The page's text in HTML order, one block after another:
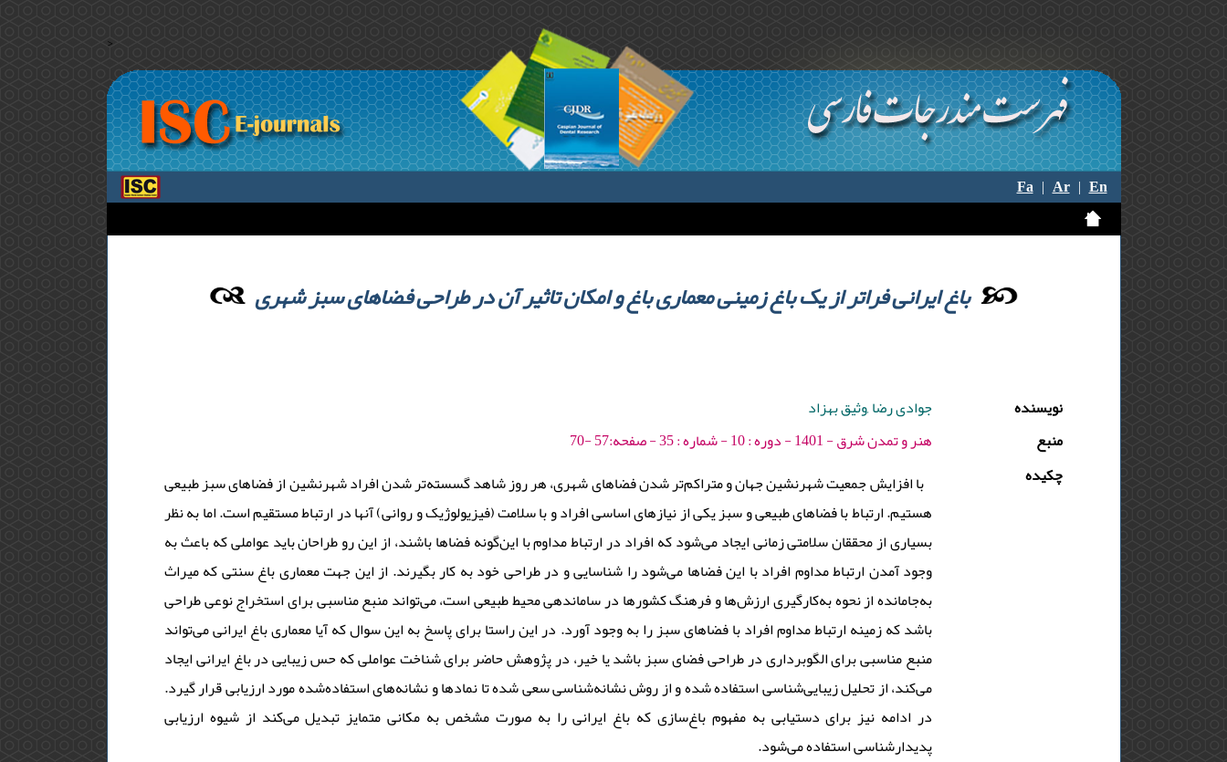
>
Fa|Ar|En
باغ ایرانی فراتر از یک باغ زمینی معماری باغ و امکان تاثیر آن در طراحی فضاهای سبز شهری
نویسنده
جوادی رضا ,وثیق بهزاد
منبع
هنر و تمدن شرق - 1401 - دوره : 10 - شماره : 35 - صفحه:57 -70
چکیده
با افزایش جمعیت شهرنشین جهان و متراکم‌تر شدن فضاهای شهری، هر روز شاهد گسسته‌تر شدن افراد شهرنشین از فضاهای سبز طبیعی
هستیم. ارتباط با فضاهای طبیعی و سبز یکی از نیازهای اساسی افراد و با سلامت (فیزیولوژیک و روانی) آنها در ارتباط مستقیم است. اما به نظر
بسیاری از محققان سلامتی زمانی ایجاد می‌شود که افراد در ارتباط مداوم با این‌گونه فضاها باشند، از این رو طراحان باید عواملی که باعث به
وجود آمدن ارتباط مداوم افراد با این فضاها می‌شود را شناسایی و در طراحی خود به کار بگیرند. از این جهت معماری باغ سنتی که میراث
به‌جامانده از نحوه‌ به‌کارگیری ارزش‌ها و فرهنگ کشورها در ساماندهی محیط طبیعی است، می‌تواند منبع مناسبی برای استخراج نوعی طراحی
باشد که زمینه‌ ارتباط مداوم افراد با فضاهای سبز را به وجود آورد. در این راستا برای پاسخ به این سوال که آیا معماری باغ ایرانی می‌تواند
منبع مناسبی برای الگوبرداری در طراحی فضای سبز باشد یا خیر، در پژوهش حاضر برای شناخت عواملی که حس زیبایی در باغ ایرانی ایجاد
می‌کند، از تحلیل زیبایی‌شناسی استفاده شده و از روش نشانه‌شناسی سعی شده تا نمادها و نشانه‌های استفاده‌شده مورد ارزیابی قرار گیرد.
در ادامه نیز برای دستیابی به مفهوم باغ‌سازی که باغ ایرانی را به صورت مشخص به مکانی متمایز تبدیل می‌کند از شیوه‌ ارزیابی
پدیدارشناسی استفاده می‌شود.